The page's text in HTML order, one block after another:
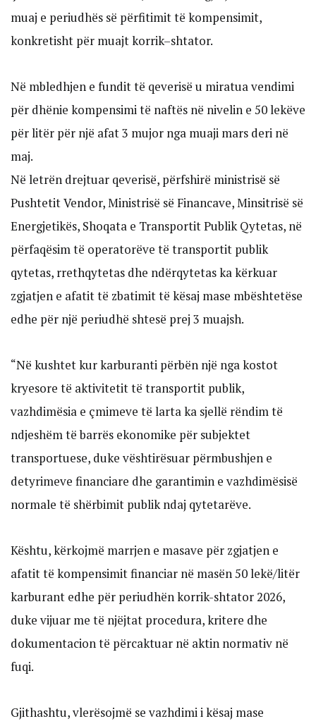
muaj e periudhës së përfitimit të kompensimit,
konkretisht për muajt korrik–shtator.
Në mbledhjen e fundit të qeverisë u miratua vendimi
për dhënie kompensimi të naftës në nivelin e 50 lekëve
për litër për një afat 3 mujor nga muaji mars deri në
maj.
Në letrën drejtuar qeverisë, përfshirë ministrisë së
Pushtetit Vendor, Ministrisë së Financave, Minsitrisë së
Energjetikës, Shoqata e Transportit Publik Qytetas, në
përfaqësim të operatorëve të transportit publik
qytetas, rrethqytetas dhe ndërqytetas ka kërkuar
zgjatjen e afatit të zbatimit të kësaj mase mbështetëse
edhe për një periudhë shtesë prej 3 muajsh.
“Në kushtet kur karburanti përbën një nga kostot
kryesore të aktivitetit të transportit publik,
vazhdimësia e çmimeve të larta ka sjellë rëndim të
ndjeshëm të barrës ekonomike për subjektet
transportuese, duke vështirësuar përmbushjen e
detyrimeve financiare dhe garantimin e vazhdimësisë
normale të shërbimit publik ndaj qytetarëve.
Kështu, kërkojmë marrjen e masave për zgjatjen e
afatit të kompensimit financiar në masën 50 lekë/litër
karburant edhe për periudhën korrik-shtator 2026,
duke vijuar me të njëjtat procedura, kritere dhe
dokumentacion të përcaktuar në aktin normativ në
fuqi.
Gjithashtu, vlerësojmë se vazhdimi i kësaj mase